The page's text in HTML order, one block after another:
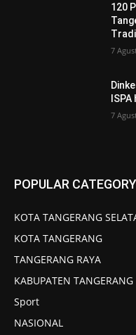
120
7
7
POPULAR CATEGORY
KOTA TANGERANG
KOTA TANGERANG
TANGERANG RAYA
KABUPATEN TANGERANG
Sport
NASIONAL